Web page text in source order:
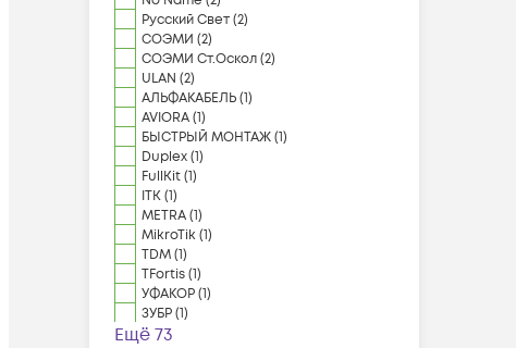
Русский Свет(2)
СОЭМИ (2)
СОЭМИ Ст.Оскол(2)
ULAN (2)
АЛЬФАКАБЕЛЬ(1)
AVIORA(1)
БЫСТРЫЙ МОНТАЖ(1)
Duplex(1)
FullKit(1)
ITK(1)
METRA(1)
MikroTik(1)
TDM(1)
TFortis(1)
УФАКОР(1)
ЗУБР(1)
Ещё 73